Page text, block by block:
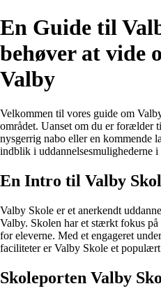
En Guide til
behøver at vide
Valby
Velkommen til vores guide om
området. Uanset om du er forælder
nysgerrig nabo eller en kommende
indblik i uddannelsesmulighederne i
En Intro til Valby
Valby Skole er et anerkendt
Valby. Skolen har et stærkt fokus
for eleverne. Med et engageret
faciliteter er Valby Skole et
Skoleporten Valby